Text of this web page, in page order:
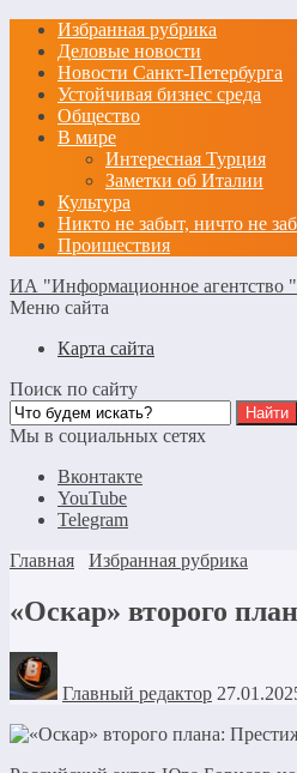
Избранная рубрика
Деловые новости
Новости Санкт-Петербурга
Устойчивая бизнес среда
Общество
В мире
Интересная Турция
Заметки об Италии
Культура
Никто не забыт, ничто не
Проишествия
ИА "Информационное агентство
Меню сайта
Карта сайта
Поиск по сайту
Мы в социальных сетях
Вконтакте
YouTube
Telegram
Главная
Избранная рубрика
«Оскар» второго
Главный редактор